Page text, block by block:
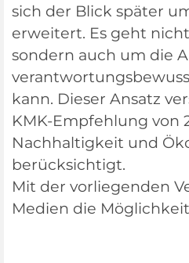
sich der Blick später
erweitert. Es geht
sondern auch um die
kann. Dieser Ansatz
KMK-Empfehlung von
Nachhaltigkeit und
berücksichtigt.
Mit der vorliegenden
Medien die